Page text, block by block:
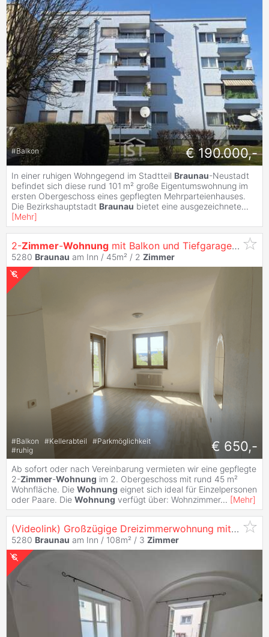
#Balkon € 190.000,-
In einer ruhigen Wohngegend im Stadtteil Braunau-Neustadt
befindet sich diese rund 101 m² große Eigentumswohnung im
ersten Obergeschoss eines gepflegten Mehrparteienhauses.
Die Bezirkshauptstadt Braunau bietet eine ausgezeichnete...
[Mehr]
2-Zimmer-Wohnung mit Balkon und Tiefgaragenplatz in
5280 Braunau am Inn / 45m² / 2 Zimmer
#Balkon #Kellerabteil #Parkmöglichkeit
#ruhig € 650,-
Ab sofort oder nach Vereinbarung vermieten wir eine gepflegte
2-Zimmer-Wohnung im 2. Obergeschoss mit rund 45 m²
Wohnfläche. Die Wohnung eignet sich ideal für Einzelpersonen
oder Paare. Die Wohnung verfügt über: Wohnzimmer... [Mehr]
(Videolink) Großzügige Dreizimmerwohnung mitten in
5280 Braunau am Inn / 108m² / 3 Zimmer